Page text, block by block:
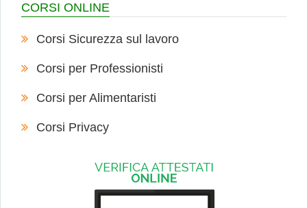
CORSI ONLINE
Corsi Sicurezza sul lavoro
Corsi per Professionisti
Corsi per Alimentaristi
Corsi Privacy